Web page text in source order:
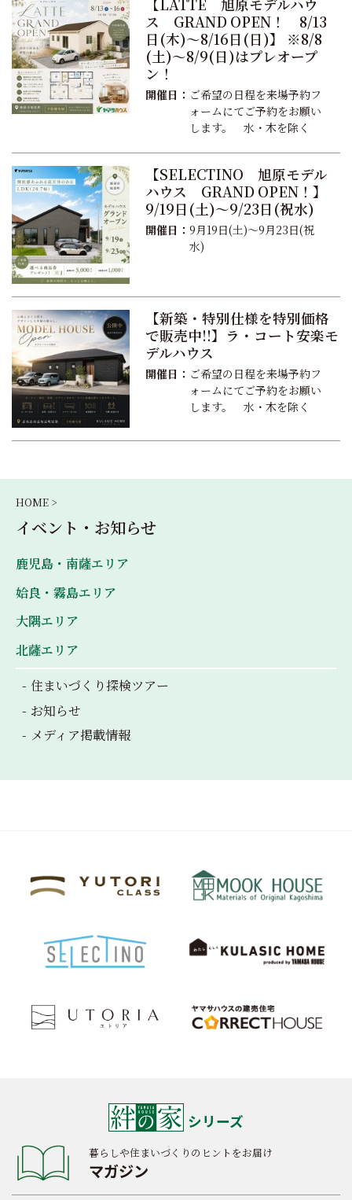
【LATTE 旭原モデルハウ
ス GRAND OPEN！ 8/13
日(木)～8/16日(日)】 ※8/8
(土)～8/9(日)はプレオープ
ン！
開催日： ご希望の日程を来場予約フ
ォームにてご予約をお願い
します。 水・木を除く
【SELECTINO 旭原モデル
ハウス GRAND OPEN！】
9/19日(土)～9/23日(祝水)
開催日： 9月19日(土)～9月23日(祝
水)
【新築・特別仕様を特別価格
で販売中!!】ラ・コート安楽モ
デルハウス
開催日： ご希望の日程を来場予約フ
ォームにてご予約をお願い
します。 水・木を除く
HOME >
イベント・お知らせ
鹿児島・南薩エリア
姶良・霧島エリア
大隅エリア
北薩エリア
住まいづくり探検ツアー
お知らせ
メディア掲載情報
シリーズ
暮らしや住まいづくりのヒントをお届け
マガジン